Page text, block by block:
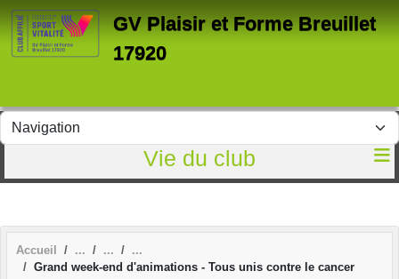
GV Plaisir et Forme Breuillet
17920
Vie du club
Accueil
Grand week-end d'animations - Tous unis contre le cancer
Panneau de gestion des cookies